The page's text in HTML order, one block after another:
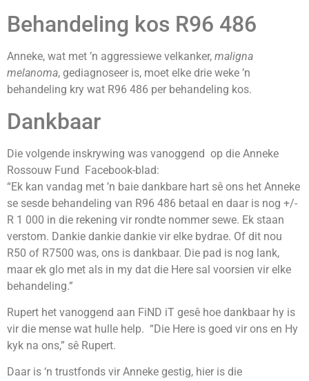
Behandeling kos R96 486
Anneke, wat met ’n aggressiewe velkanker, maligna
melanoma, gediagnoseer is, moet elke drie weke ’n
behandeling kry wat R96 486 per behandeling kos.
Dankbaar
Die volgende inskrywing was vanoggend op die Anneke
Rossouw Fund Facebook-blad:
“Ek kan vandag met ’n baie dankbare hart sê ons het Anneke
se sesde behandeling van R96 486 betaal en daar is nog +/-
R 1 000 in die rekening vir rondte nommer sewe. Ek staan
verstom. Dankie dankie dankie vir elke bydrae. Of dit nou
R50 of R7500 was, ons is dankbaar. Die pad is nog lank,
maar ek glo met als in my dat die Here sal voorsien vir elke
behandeling.”
Rupert het vanoggend aan FiND iT gesê hoe dankbaar hy is
vir die mense wat hulle help. “Die Here is goed vir ons en Hy
kyk na ons,” sê Rupert.
Daar is ‘n trustfonds vir Anneke gestig, hier is die